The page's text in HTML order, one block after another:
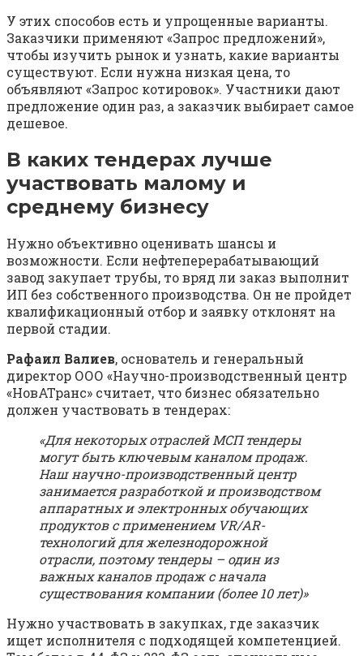
У этих способов есть и упрощенные варианты.
Заказчики применяют «Запрос предложений»,
чтобы изучить рынок и узнать, какие варианты
существуют. Если нужна низкая цена, то
объявляют «Запрос котировок». Участники дают
предложение один раз, а заказчик выбирает самое
дешевое.
В каких тендерах лучше
участвовать малому и
среднему бизнесу
Нужно объективно оценивать шансы и
возможности. Если нефтеперерабатывающий
завод закупает трубы, то вряд ли заказ выполнит
ИП без собственного производства. Он не пройдет
квалификационный отбор и заявку отклонят на
первой стадии.
Рафаил Валиев, основатель и генеральный
директор ООО «Научно-производственный центр
«НовАТранс» считает, что бизнес обязательно
должен участвовать в тендерах:
«Для некоторых отраслей МСП тендеры
могут быть ключевым каналом продаж.
Наш научно-производственный центр
занимается разработкой и производством
аппаратных и электронных обучающих
продуктов с применением VR/AR-
технологий для железнодорожной
отрасли, поэтому тендеры – один из
важных каналов продаж с начала
существования компании (более 10 лет)»
Нужно участвовать в закупках, где заказчик
ищет исполнителя с подходящей компетенцией.